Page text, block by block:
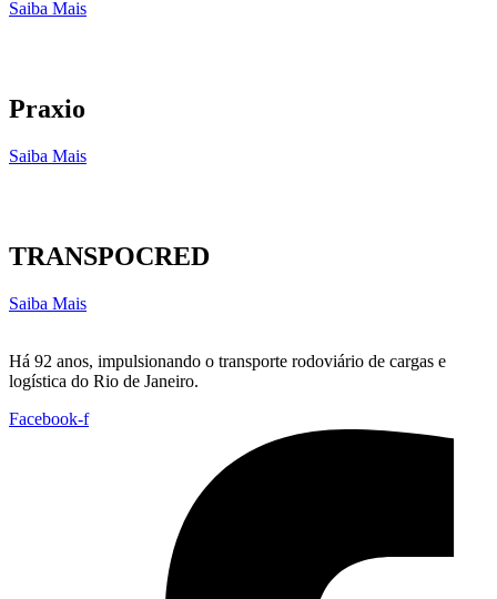
Saiba Mais
Praxio
Saiba Mais
TRANSPOCRED
Saiba Mais
Há 92 anos, impulsionando o transporte rodoviário de cargas e
logística do Rio de Janeiro.
Facebook-f